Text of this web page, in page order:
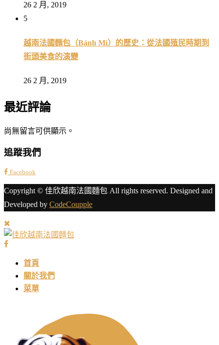
26 2 月, 2019
5
越南法國麵包（Bánh Mì）的歷史：從法國殖民時期到
街頭美食的演變
26 2 月, 2019
最近評論
尚無留言可供顯示。
追蹤我們
Facebook
Copyright © 佳欣越南法國麵包 All rights reserved. Designed and
Developed by CodeCoupple
首頁
關於我們
菜單